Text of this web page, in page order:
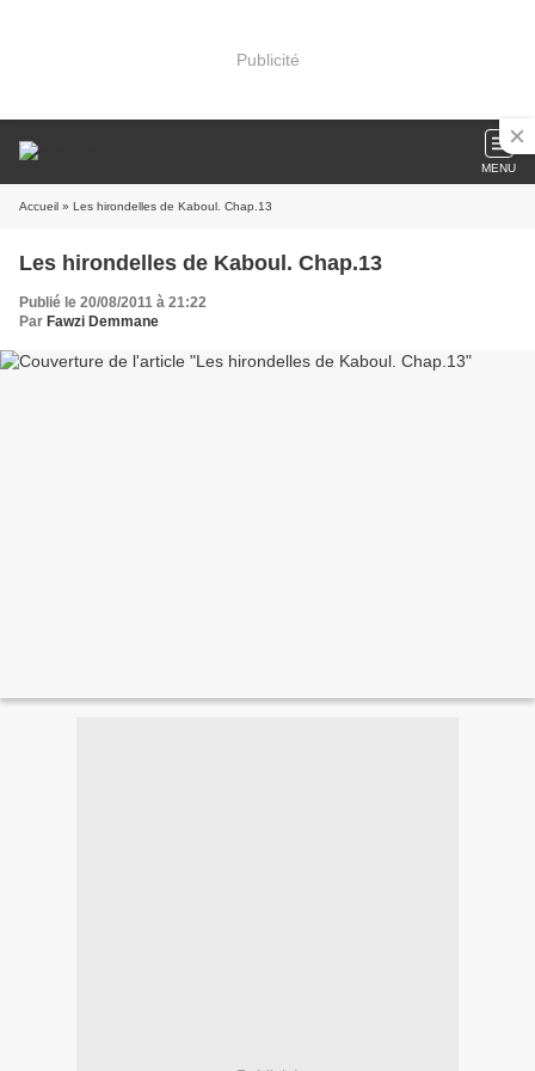
Publicité
MENU
Accueil » Les hirondelles de Kaboul. Chap.13
Les hirondelles de Kaboul. Chap.13
Publié le 20/08/2011 à 21:22
Par Fawzi Demmane